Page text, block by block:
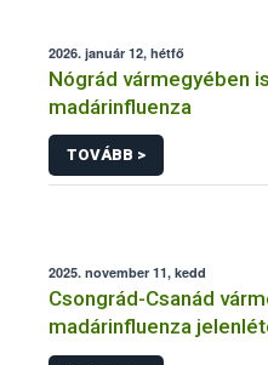
2026. január 12, hétfő
Nógrád vármegyében
madárinfluenza
TOVÁBB >
2025. november 11, kedd
Csongrád-Csanád
madárinfluenza